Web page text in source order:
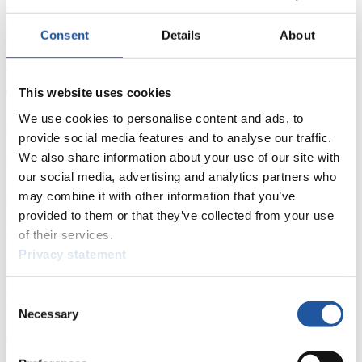
Consent Details About
This website uses cookies
We use cookies to personalise content and ads, to
provide social media features and to analyse our traffic.
We also share information about your use of our site with
our social media, advertising and analytics partners who
may combine it with other information that you’ve
provided to them or that they’ve collected from your use
of their services.
Privacy statement
Selection
Necessary
Doppelsitzer
Team-Staffel
News
AlleAllgemeinKunstbahn RodelnAlpin Rodeln
Rennkalender
Kunstbahn Rodeln